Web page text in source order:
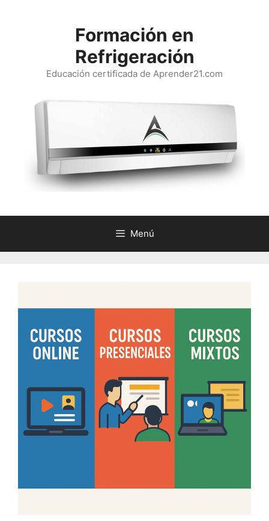
Formación en
Refrigeración
Educación certificada de Aprender21.com
Menú